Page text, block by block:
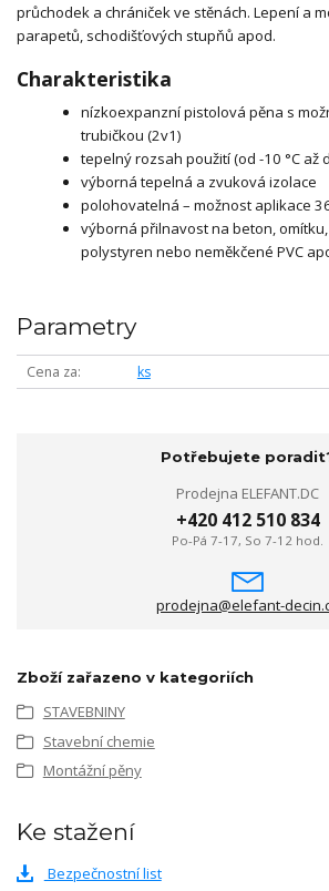
průchodek a chrániček ve stěnách. Lepení a
parapetů, schodišťových stupňů apod.
Charakteristika
nízkoexpanzní pistolová pěna s
trubičkou (2v1)
tepelný rozsah použití (od -10 °C až
výborná tepelná a zvuková izolace
polohovatelná – možnost aplikace
výborná přilnavost na beton,
polystyren nebo neměkčené PVC
Parametry
Cena za ks
Potřebujete
Prodejna ELEFANT.DC
+420 412 510 834
Po-Pá 7-17, So 7-12 hod.
prodejna@elefant-
Zboží zařazeno v kategoriích
STAVEBNINY
Stavební chemie
Montážní pěny
Ke stažení
Bezpečnostní list